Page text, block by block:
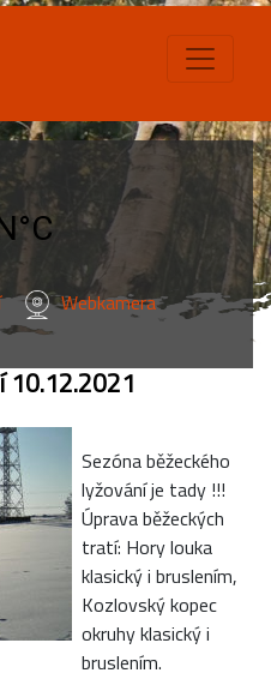
Webkamera
10.12.2021
Sezóna běžeckého
lyžování je tady !!!
Úprava běžeckých
tratí: Hory louka
klasický i bruslením,
Kozlovský kopec
okruhy klasický i
bruslením.